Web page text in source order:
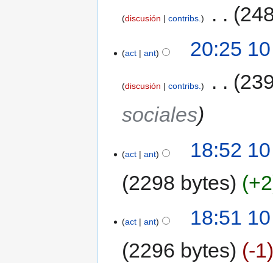
discusión contribs.
act ant 20:25
discusión contribs.
sociales
act ant
18:52
2298 bytes
+2
act ant
18:51
2296 bytes
-1